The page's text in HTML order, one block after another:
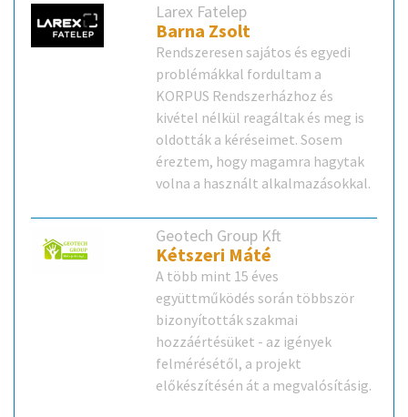
Larex Fatelep
Barna Zsolt
Rendszeresen sajátos és egyedi
problémákkal fordultam a
KORPUS Rendszerházhoz és
kivétel nélkül reagáltak és meg is
oldották a kéréseimet. Sosem
éreztem, hogy magamra hagytak
volna a használt alkalmazásokkal.
Geotech Group Kft.
Kétszeri Máté
A több mint 15 éves
együttműködés során többször
bizonyították szakmai
hozzáértésüket - az igények
felmérésétől, a projekt
előkészítésén át a megvalósításig.